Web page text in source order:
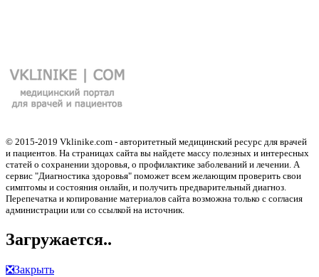
© 2015-2019 Vklinike.com - авторитетный медицинский ресурс для врачей
и пациентов. На страницах сайта вы найдете массу полезных и интересных
статей о сохранении здоровья, о профилактике заболеваний и лечении. А
сервис "Диагностика здоровья" поможет всем желающим проверить свои
симптомы и состояния онлайн, и получить предварительный диагноз.
Перепечатка и копирование материалов сайта возможна только с согласия
администрации или со ссылкой на источник.
Загружается..
❎Закрыть